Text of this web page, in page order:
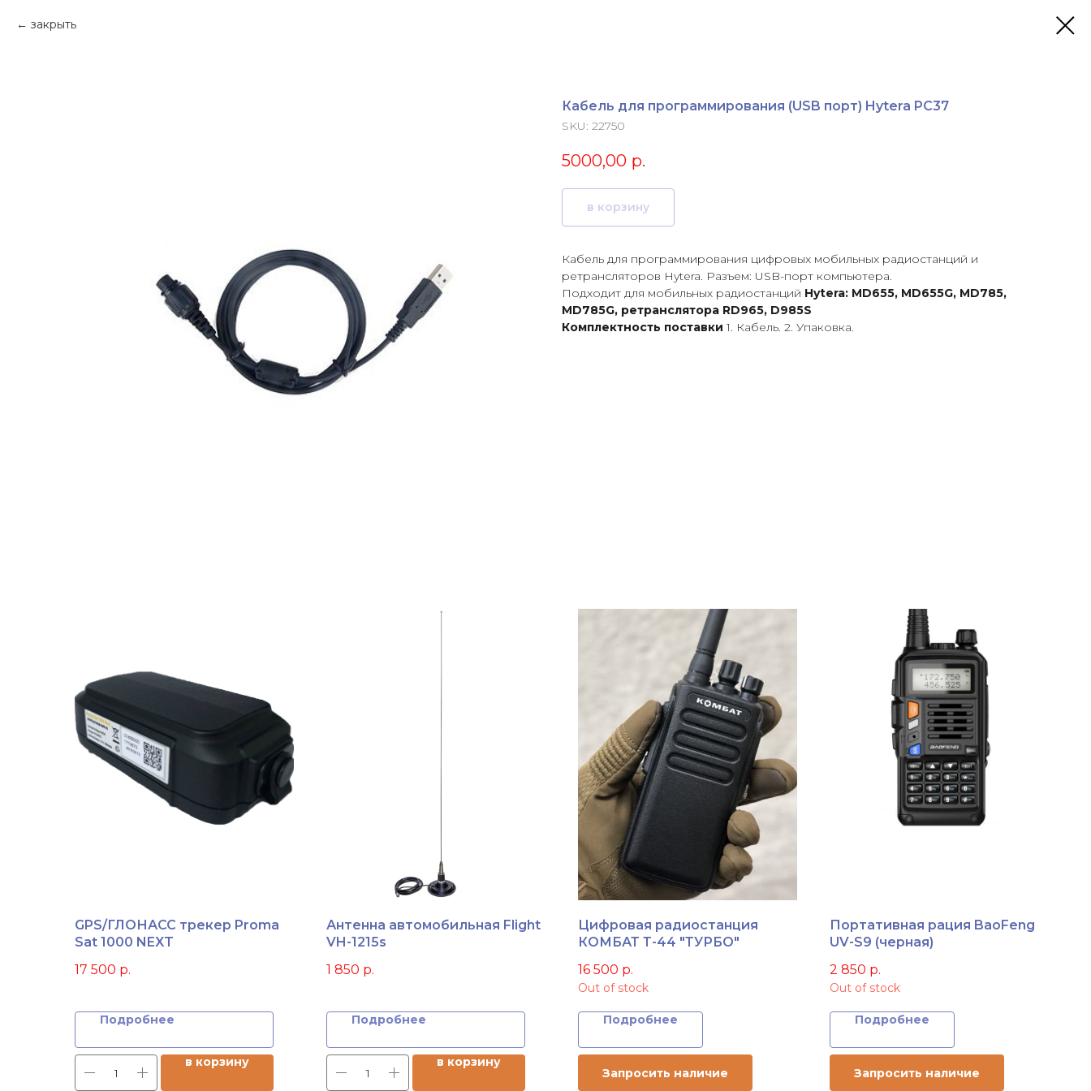
закрыть
Кабель для программирования (USB порт) Hytera PC37
SKU: 22750
5000,00 р.
в корзину
Кабель для программирования цифровых мобильных радиостанций и
ретрансляторов Hytera. Разъем: USB-порт компьютера.
Подходит для мобильных радиостанций Hytera: MD655, MD655G, MD785,
MD785G, ретранслятора RD965, D985S
Комплектность поставки 1. Кабель. 2. Упаковка.
GPS/ГЛОНАСС трекер Proma
Sat 1000 NEXT
17 500 р.
Подробнее
в корзину
Антенна автомобильная Flight
VH-1215s
1 850 р.
Подробнее
в корзину
Цифровая радиостанция
КОМБАТ Т-44 "ТУРБО"
16 500 р.
Out of stock
Подробнее
Запросить наличие
Портативная рация BaoFeng
UV-S9 (черная)
2 850 р.
Out of stock
Подробнее
Запросить наличие